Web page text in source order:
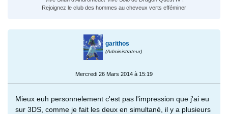
Rejoignez le club des hommes au cheveux verts efféminer
garithos
(Administrateur)
Mercredi 26 Mars 2014 à 15:19
Mieux euh personnelement c'est pas l'impression que j'ai eu
sur 3DS, comme je fait les deux en simultané, il y a plusieurs